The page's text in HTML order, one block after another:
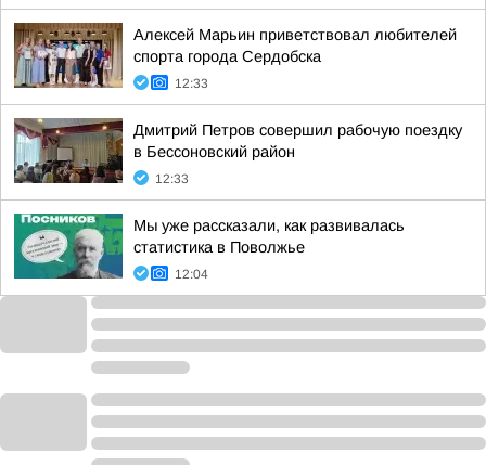
Алексей Марьин приветствовал любителей
спорта города Сердобска
12:33
Дмитрий Петров совершил рабочую поездку
в Бессоновский район
12:33
Мы уже рассказали, как развивалась
статистика в Поволжье
12:04